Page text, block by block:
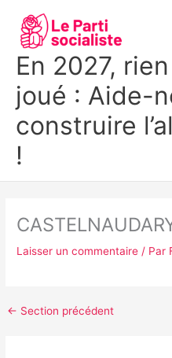
contenu
En 2027, rien
joué : Aide-
construire
!
Laisser un commentaire / Par
← Section précédent